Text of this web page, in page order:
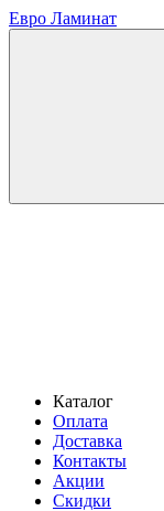
Евро Ламинат
Каталог
Оплата
Доставка
Контакты
Акции
Скидки